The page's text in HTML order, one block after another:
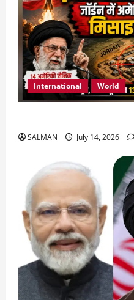
International World
SALMAN July 14, 2026